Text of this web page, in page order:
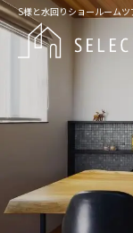
S様と水回りショールームツ